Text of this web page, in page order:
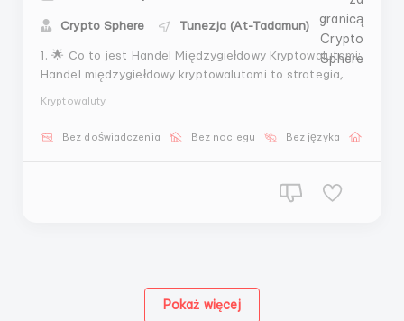
Crypto Sphere Tunezja (At-Tadamun)
1. 🌟 Co to jest Handel Międzygiełdowy Kryptowalutami:
Handel międzygiełdowy kryptowalutami to strategia, w
możliwość wykorzystania przejściowych i cenowych
Kryptowaluty
Bez doświadczenia Bez noclegu Bez języka
Pokaż więcej